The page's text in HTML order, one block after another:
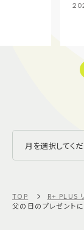
TOP
R+ PLUS
父の日のプレゼントに